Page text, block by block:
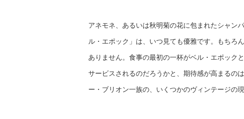
アネモネ、あるいは秋明菊の花に包まれたシャン
ル・エポック」は、いつ見ても優雅です。もちろ
ありません。食事の最初の一杯がベル・エポック
サービスされるのだろうかと、期待感が高まるの
ー・ブリオン一族の、いくつかのヴィンテージの